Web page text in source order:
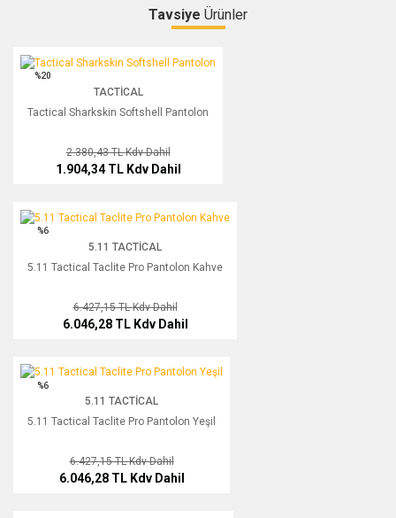
Yorum Yaz
Tavsiye Ürünler
Tactical Sharkskin Softshell Pantolon
%20
TACTICAL
Tactical Sharkskin Softshell Pantolon
2.380,43 TLKdv Dahil
1.904,34 TL Kdv Dahil
5.11 Tactical Taclite Pro Pantolon Kahve
%6
5.11 TACTICAL
5.11 Tactical Taclite Pro Pantolon Kahve
6.427,15 TLKdv Dahil
6.046,28 TL Kdv Dahil
5.11 Tactical Taclite Pro Pantolon Yeşil
%6
5.11 TACTICAL
5.11 Tactical Taclite Pro Pantolon Yeşil
6.427,15 TLKdv Dahil
6.046,28 TL Kdv Dahil